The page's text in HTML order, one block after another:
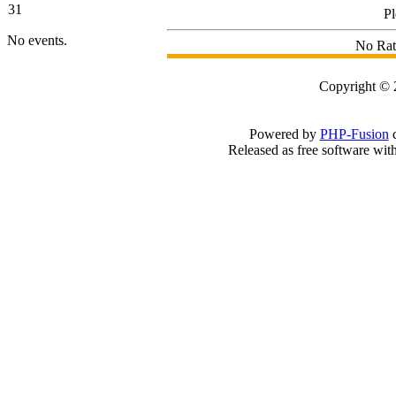
31
No events. No
Copyright ©
Powered by PHP-Fusion
Released as free software